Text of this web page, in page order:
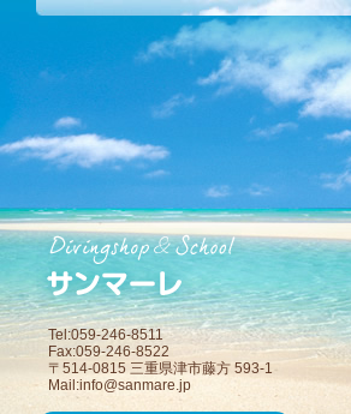
Tel:059-246-8511
Fax:059-246-8522
〒514-0815 三重県津市藤方 593-1
Mail:info@sanmare.jp